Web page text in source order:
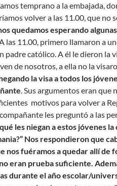
temprano a la embajada,
volver a las 11.00, que no
quedamos esperando
las 11.00, primero llamaron a
padre católico. A él le dieron la
de nosotros, a ella no la
la visa a todos los
. Sus argumentos eran que
motivos para volver a
les preguntó a las
les niegan a estos jóvenes
Nos respondieron que
nos fuéramos a quedar allí de
eran prueba suficiente.
durante el año escolar/